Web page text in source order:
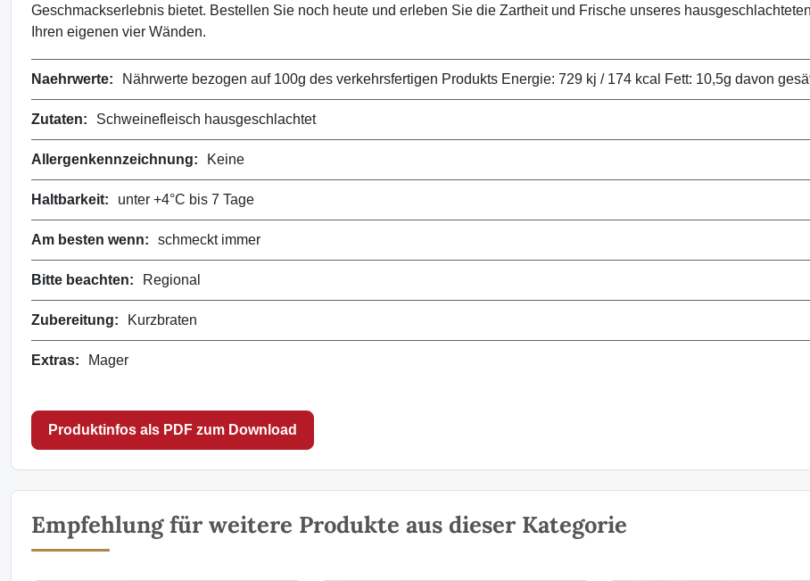
Geschmackserlebnis bietet. Bestellen Sie noch heute und erleben Sie die Zartheit und Frische unseres
Ihren eigenen vier Wänden.
Naehrwerte: Nährwerte bezogen auf 100g des verkehrsfertigen Produkts Energie: 729 kj / 174 kcal Fett: 10,5g davon
Zutaten: Schweinefleisch hausgeschlachtet
Allergenkennzeichnung: Keine
Haltbarkeit: unter +4°C bis 7 Tage
Am besten wenn: schmeckt immer
Bitte beachten: Regional
Zubereitung: Kurzbraten
Extras: Mager
Produktinfos als PDF zum Download
Empfehlung für weitere Produkte aus dieser Kategorie